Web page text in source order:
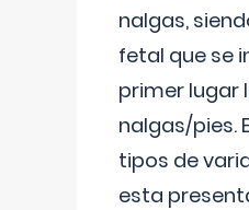
nalgas,
fetal que se
primer lugar
nalgas/pies.
tipos de
esta